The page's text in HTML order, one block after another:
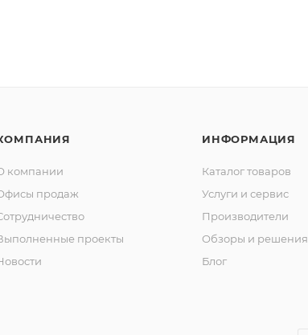
компании
продаж
проекты
ИНФОРМАЦИЯ
Каталог товаров
Услуги и сервис
Производители
Обзоры и решения
Блог